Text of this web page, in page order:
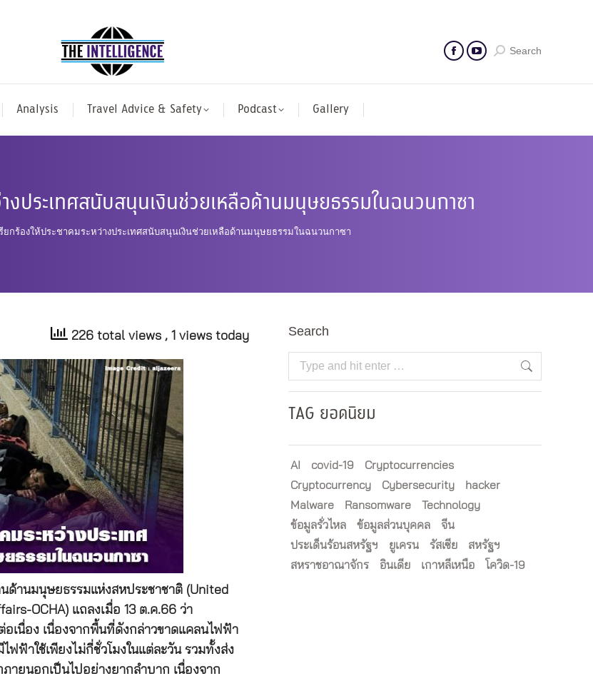
Search
Analysis Travel Advice & Safety Podcast Gallery
างประเทศสนับสนุนเงินช่วยเหลือด้านมนุษยธรรมในฉนวนกาซา
รียกร้องให้ประชาคมระหว่างประเทศสนับสนุนเงินช่วยเหลือด้านมนุษยธรรมในฉนวนกาซา
226 total views , 1 views today
ด้านมนุษยธรรมแห่งสหประชาชาติ (United
OCHA) แถลงเมื่อ 13 ต.ค.66 ว่า
เนื่อง เนื่องจากพื้นที่ดังกล่าวขาดแคลนไฟฟ้า
ฟ้าใช้เพียงไม่กี่ชั่วโมงในแต่ละวัน รวมทั้งส่ง
ยนอกเป็นไปอย่างยากลำบาก เนื่องจาก
Search
Search:
TAG ยอดนิยม
AI covid-19
Cryptocurrencies
Cryptocurrency
Cybersecurity
hacker
Malware
Ransomware
Technology
ข้อมูลรั่วไหล
ข้อมูลส่วนบุคคล
จีน
ประเด็นร้อนสหรัฐฯ
ยูเครน รัสเซีย
สหรัฐฯ
สหราชอาณาจักร
อินเดีย เกาหลีเหนือ โควิด-19